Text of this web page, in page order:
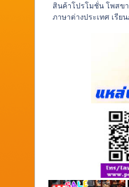
สินค้าโปรโมชั่น โพสข
ภาษาต่างประเทศ เรีย